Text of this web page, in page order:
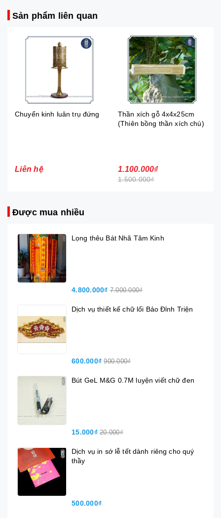
Sản phẩm liên quan
luân trụ đứng
Thần xích gỗ 4x4x25cm
(Thiên bồng thần xích chú)
Tích Trượng
Được mua nhiều
Lọng thêu Bát Nhã Tâm Kinh
4.800.000₫ 7.000.000₫
Dịch vụ thiết kế chữ lối Bảo Đỉnh Triện
600.000₫ 900.000₫
Bút GeL M&G 0.7M luyện viết chữ đen
15.000₫ 20.000₫
Dịch vụ in sớ lễ tết dành riêng cho quý
thầy
500.000₫